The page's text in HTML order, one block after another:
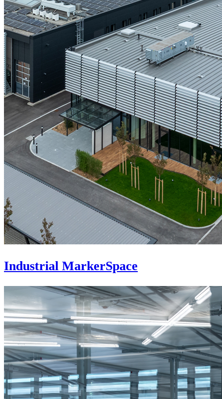
Industrial MarkerSpace